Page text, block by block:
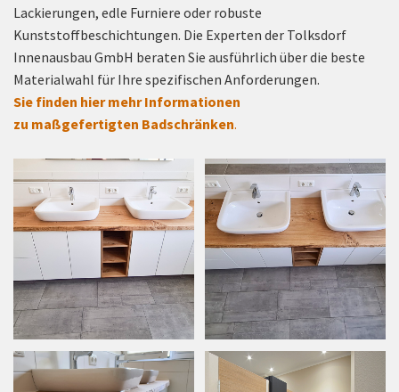
Lackierungen, edle Furniere oder robuste
Kunststoffbeschichtungen. Die Experten der Tolksdorf
Innenausbau GmbH beraten Sie ausführlich über die beste
Materialwahl für Ihre spezifischen Anforderungen.
Sie finden hier mehr Informationen
zu maßgefertigten Badschränken.